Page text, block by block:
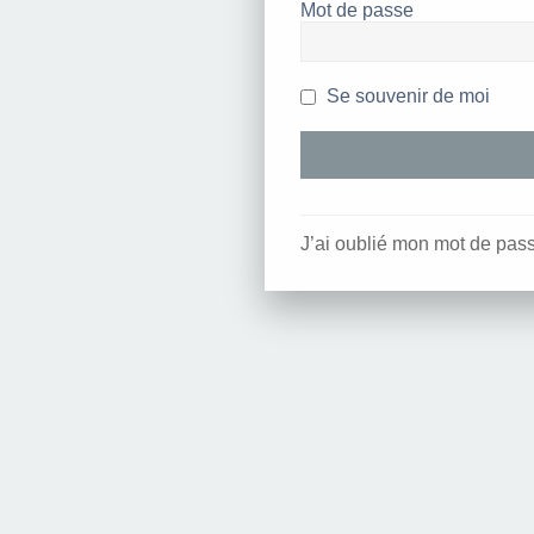
Mot de passe
Se souvenir de moi
J’ai oublié mon mot de